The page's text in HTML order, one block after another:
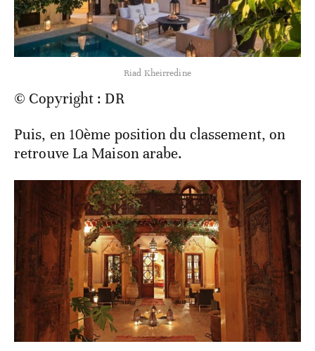
Riad Kheirredine
© Copyright : DR
Puis, en 10ème position du classement, on
retrouve La Maison arabe.